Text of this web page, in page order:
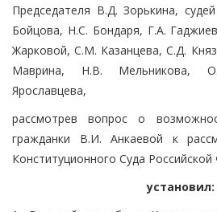
Председателя В.Д. Зорькина,
Бойцова, Н.С. Бондаря, Г.А.
Жарковой, С.М. Казанцева, С.Д.
Маврина, Н.В. Мельникова,
Ярославцева,
рассмотрев вопрос о
гражданки В.И. Анкаевой к
Конституционного Суда
установил: